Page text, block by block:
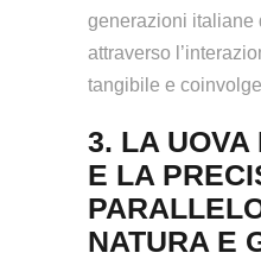
generazioni italiane
attraverso
tangibile e
3. LA UOVA
E LA
NATURA E